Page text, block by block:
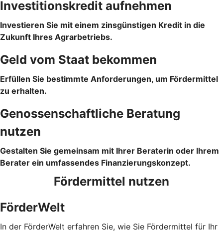
Investitionskredit aufnehmen
Investieren Sie mit einem zinsgünstigen Kredit in die
Zukunft Ihres Agrarbetriebs.
Geld vom Staat bekommen
Erfüllen Sie bestimmte Anforderungen, um Fördermittel
zu erhalten.
Genossenschaftliche Beratung
nutzen
Gestalten Sie gemeinsam mit Ihrer Beraterin oder Ihrem
Berater ein umfassendes Finanzierungskonzept.
Fördermittel nutzen
FörderWelt
In der FörderWelt erfahren Sie, wie Sie Fördermittel für Ihr